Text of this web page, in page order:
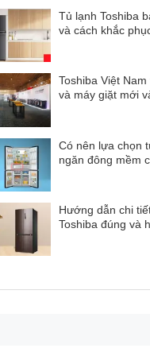
hiện đại
loại thực phẩm và vật
đặt trên kệ.
Tủ lạnh Toshiba
và cách khắc
Toshiba Việt
và máy giặt mới
Có nên lựa chọn
ngăn đông mềm
Hướng dẫn chi
Toshiba đúng và